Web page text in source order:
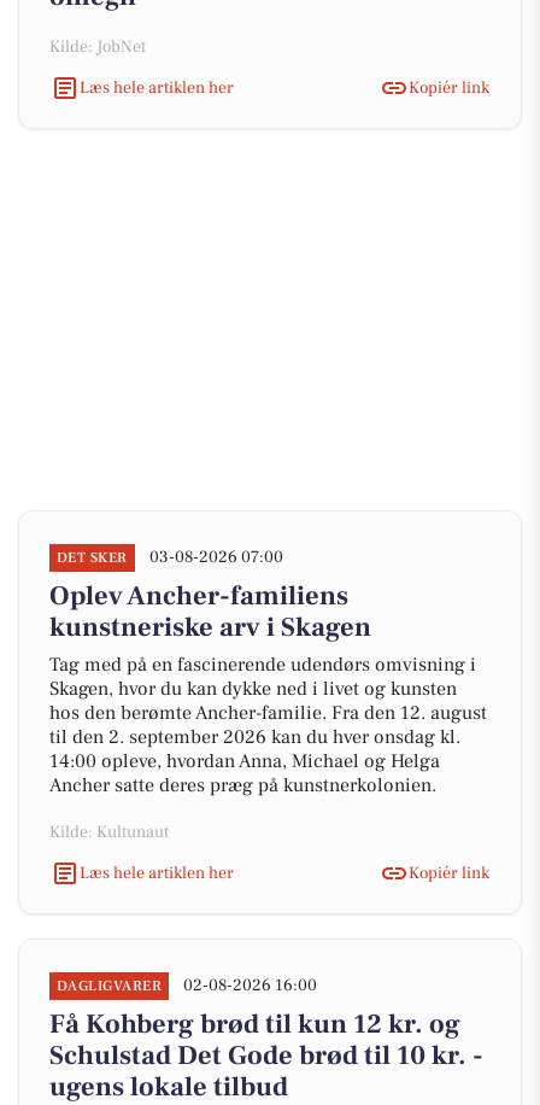
Kilde: JobNet
Læs hele artiklen her
Kopiér link
DET SKER 03-08-2026 07:00
Oplev Ancher-familiens
kunstneriske arv i Skagen
Tag med på en fascinerende udendørs omvisning i
Skagen, hvor du kan dykke ned i livet og kunsten
hos den berømte Ancher-familie. Fra den 12. august
til den 2. september 2026 kan du hver onsdag kl.
14:00 opleve, hvordan Anna, Michael og Helga
Ancher satte deres præg på kunstnerkolonien.
Kilde: Kultunaut
Læs hele artiklen her
Kopiér link
DAGLIGVARER 02-08-2026 16:00
Få Kohberg brød til kun 12 kr. og
Schulstad Det Gode brød til 10 kr. -
ugens lokale tilbud